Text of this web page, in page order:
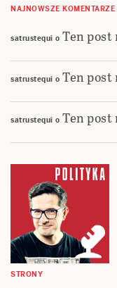
NAJNOWSZE KOMENTARZE
satrustequi o Ten
satrustequi o Ten
satrustequi o Ten
STRONY